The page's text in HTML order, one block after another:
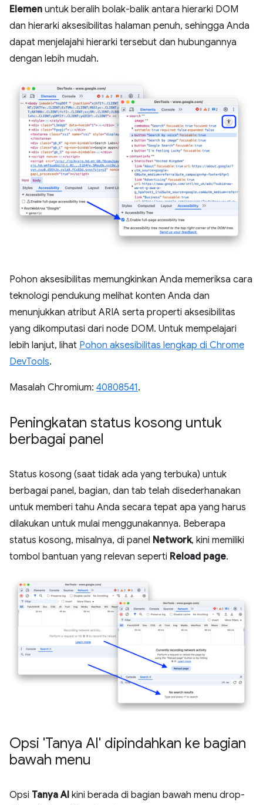
Elemen untuk beralih bolak-balik antara hierarki DOM
dan hierarki aksesibilitas halaman penuh, sehingga Anda
dapat menjelajahi hierarki tersebut dan hubungannya
dengan lebih mudah.
Pohon aksesibilitas memungkinkan Anda memeriksa cara
teknologi pendukung melihat konten Anda dan
menunjukkan atribut ARIA serta properti aksesibilitas
yang dikomputasi dari node DOM. Untuk mempelajari
lebih lanjut, lihat Pohon aksesibilitas lengkap di Chrome
DevTools.
Masalah Chromium: 40808541.
Peningkatan status kosong untuk
berbagai panel
Status kosong (saat tidak ada yang terbuka) untuk
berbagai panel, bagian, dan tab telah disederhanakan
untuk memberi tahu Anda secara tepat apa yang harus
dilakukan untuk mulai menggunakannya. Beberapa
status kosong, misalnya, di panel Network, kini memiliki
tombol bantuan yang relevan seperti Reload page.
Opsi 'Tanya AI' dipindahkan ke bagian
bawah menu
Opsi Tanya AI kini berada di bagian bawah menu drop-